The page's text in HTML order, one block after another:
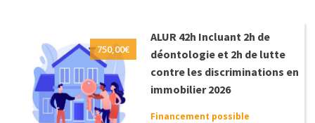
750,00€
ALUR 42h Incluant 2h de
déontologie et 2h de lutte
contre les discriminations en
immobilier 2026
Financement possible